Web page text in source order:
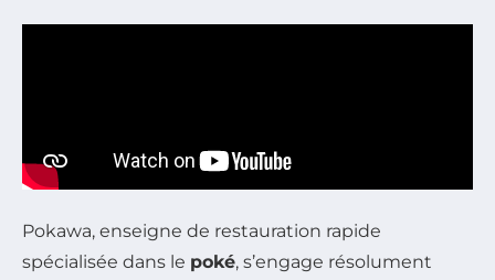
Pokawa, enseigne de restauration rapide
spécialisée dans le poké, s’engage résolument